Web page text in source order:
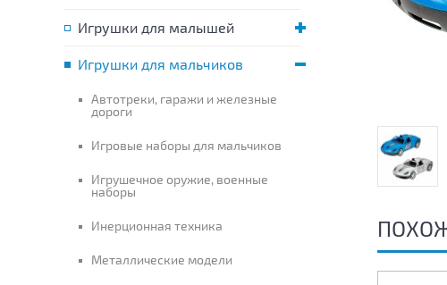
Игрушки для малышей
Игрушки для мальчиков
Автотреки, гаражи и железные
дороги
Игровые наборы для мальчиков
Игрушечное оружие, военные
наборы
Инерционная техника
Металлические модели